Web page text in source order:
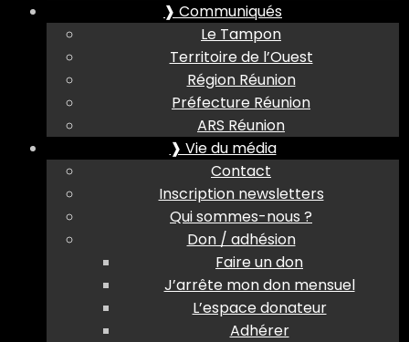
❱ Communiqués
Le Tampon
Territoire de l’Ouest
Région Réunion
Préfecture Réunion
ARS Réunion
❱ Vie du média
Contact
Inscription newsletters
Qui sommes-nous ?
Don / adhésion
Faire un don
J’arrête mon don mensuel
L’espace donateur
Adhérer